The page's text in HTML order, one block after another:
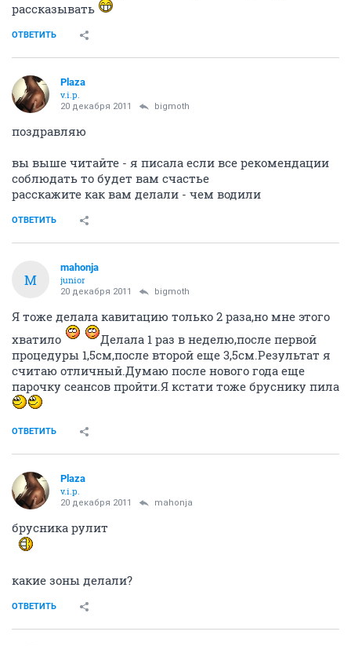
рассказывать
ОТВЕТИТЬ
Plaza
v.i.p.
20 декабря 2011 bigmoth
поздравляю
вы выше читайте - я писала если все рекомендации
соблюдать то будет вам счастье
расскажите как вам делали - чем водили
ОТВЕТИТЬ
M
mahonja
junior
20 декабря 2011 bigmoth
Я тоже делала кавитацию только 2 раза,но мне этого
хватило
Делала 1 раз в неделю,после первой
процедуры 1,5см,после второй еще 3,5см.Результат я
считаю отличный.Думаю после нового года еще
парочку сеансов пройти.Я кстати тоже бруснику пила
ОТВЕТИТЬ
Plaza
v.i.p.
20 декабря 2011 mahonja
брусника рулит
какие зоны делали?
ОТВЕТИТЬ